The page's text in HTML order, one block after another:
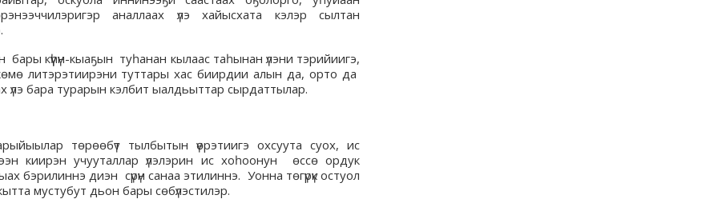
аналлаах үлэ хайысхата кэлэр сылтан
күүһүн-кыаҕын туһанан кылаас таһынан үлэни тэрийиигэ,
литэрэтиирэни туттары хас биирдии алын да, орто да
үлэ бара турарын кэлбит ыалдьыттар сырдаттылар.
төрөөбүт тылбытын үөрэтиигэ охсуута суох, ис
киирэн учууталлар үлэлэрин ис хоһоонун өссө ордук
бэрилиннэ диэн сүрүн санаа этилиннэ. Уонна төгүрүк остуол
кытта мустубут дьон бары сөбүлэстилэр.